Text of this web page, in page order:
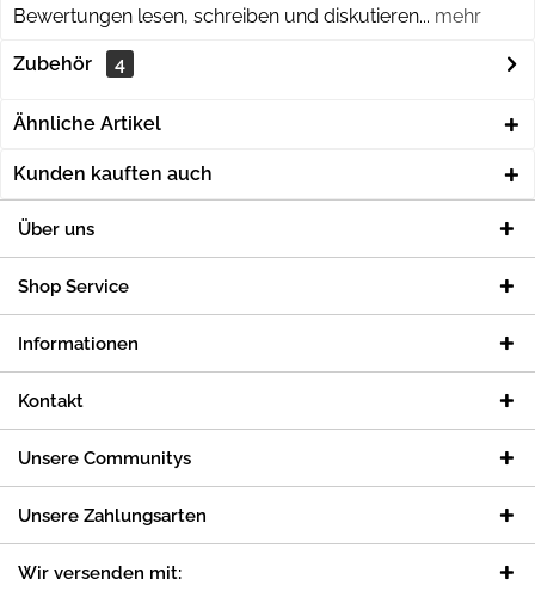
Bewertungen lesen, schreiben und diskutieren... mehr
Zubehör 4
Ähnliche Artikel
Kunden kauften auch
Über uns
Shop Service
Informationen
Kontakt
Unsere Communitys
Unsere Zahlungsarten
Wir versenden mit: